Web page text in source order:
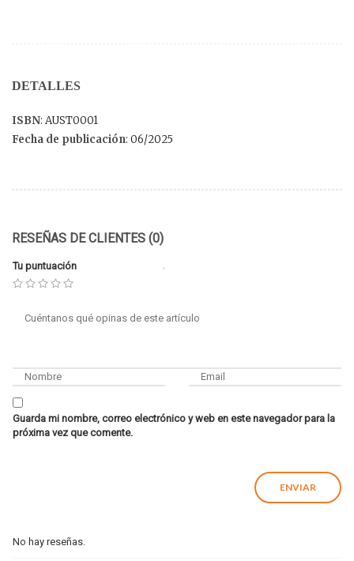
DETALLES
ISBN: AUST0001
Fecha de publicación: 06/2025
RESEÑAS DE CLIENTES (0)
Tu puntuación
Guarda mi nombre, correo electrónico y web en este navegador para la
próxima vez que comente.
No hay reseñas.